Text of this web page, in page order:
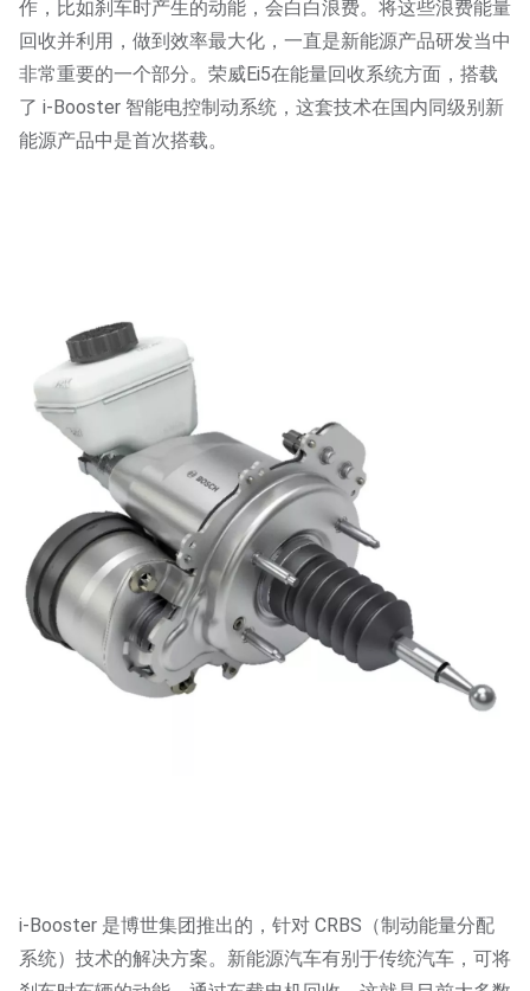
作，比如刹车时产生的动能，会白白浪费。将这些浪费能量
回收并利用，做到效率最大化，一直是新能源产品研发当中
非常重要的一个部分。荣威Ei5在能量回收系统方面，搭载
了 i-Booster 智能电控制动系统，这套技术在国内同级别新
能源产品中是首次搭载。
i-Booster 是博世集团推出的，针对 CRBS（制动能量分配
系统）技术的解决方案。新能源汽车有别于传统汽车，可将